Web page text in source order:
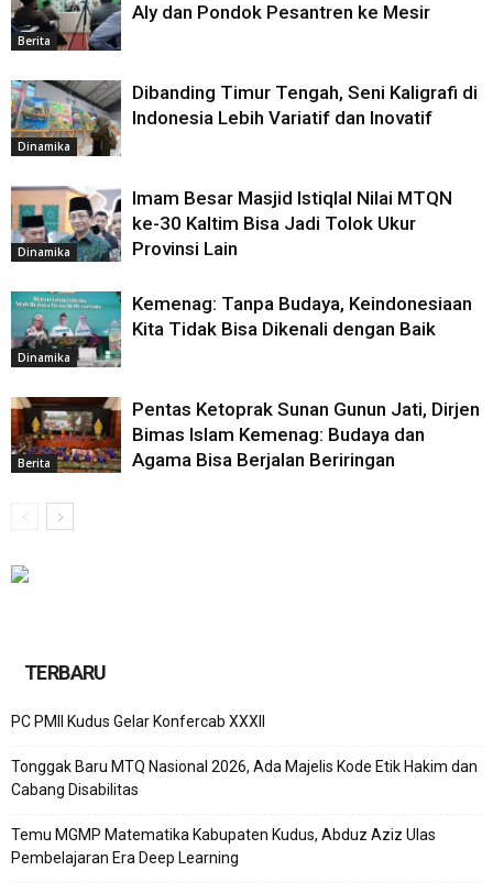
Berita
Aly dan Pondok Pesantren ke Mesir
Dinamika
Dibanding Timur Tengah, Seni Kaligrafi di
Indonesia Lebih Variatif dan Inovatif
Dinamika
Imam Besar Masjid Istiqlal Nilai MTQN
ke-30 Kaltim Bisa Jadi Tolok Ukur
Provinsi Lain
Dinamika
Kemenag: Tanpa Budaya, Keindonesiaan
Kita Tidak Bisa Dikenali dengan Baik
Berita
Pentas Ketoprak Sunan Gunun Jati, Dirjen
Bimas Islam Kemenag: Budaya dan
Agama Bisa Berjalan Beriringan
TERBARU
PC PMII Kudus Gelar Konfercab XXXII
Tonggak Baru MTQ Nasional 2026, Ada Majelis Kode Etik Hakim dan
Cabang Disabilitas
Temu MGMP Matematika Kabupaten Kudus, Abduz Aziz Ulas
Pembelajaran Era Deep Learning